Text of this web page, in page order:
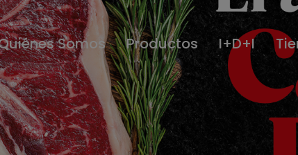
Somos Productos I+D+I